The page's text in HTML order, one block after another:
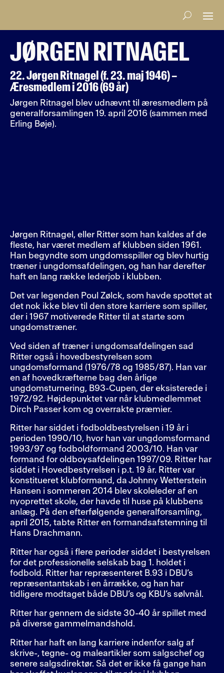
JØRGEN RITNAGEL
22. Jørgen Ritnagel (f. 23. maj 1946) –
Æresmedlem i 2016 (69 år)
Jørgen Ritnagel blev udnævnt til æresmedlem på
generalforsamlingen 19. april 2016 (sammen med
Erling Bøje).
Jørgen Ritnagel, eller Ritter som han kaldes af de
fleste, har været medlem af klubben siden 1961.
Han begyndte som ungdomsspiller og blev hurtig
træner i ungdomsafdelingen, og han har derefter
haft en lang række lederjob i klubben.
Det var legenden Poul Zølck, som havde spottet at
det nok ikke blev til den store karriere som spiller,
der i 1967 motiverede Ritter til at starte som
ungdomstræner.
Ved siden af træner i ungdomsafdelingen sad
Ritter også i hovedbestyrelsen som
ungdomsformand (1976/78 og 1985/87). Han var
en af hovedkræfterne bag den årlige
ungdomsturnering, B93-Cupen, der eksisterede i
1972/92. Højdepunktet var når klubmedlemmet
Dirch Passer kom og overrakte præmier.
Ritter har siddet i fodboldbestyrelsen i 19 år i
perioden 1990/10, hvor han var ungdomsformand
1993/97 og fodboldformand 2003/10. Han var
formand for oldboysafdelingen 1997/09. Ritter har
siddet i Hovedbestyrelsen i p.t. 19 år. Ritter var
konstitueret klubformand, da Johnny Wetterstein
Hansen i sommeren 2014 blev skoleleder af en
nyoprettet skole, der havde til huse på klubbens
anlæg. På den efterfølgende generalforsamling,
april 2015, tabte Ritter en formandsafstemning til
Hans Drachmann.
Ritter har også i flere perioder siddet i bestyrelsen
for det professionelle selskab bag 1. holdet i
fodbold. Ritter har repræsenteret B.93 i DBU’s
repræsentantskab i en årrække, og han har
tidligere modtaget både DBU’s og KBU’s sølvnål.
Ritter har gennem de sidste 30-40 år spillet med
på diverse gammelmandshold.
Ritter har haft en lang karriere indenfor salg af
skrive-, tegne- og maleartikler som salgschef og
senere salgsdirektør. Så det er ikke få gange han